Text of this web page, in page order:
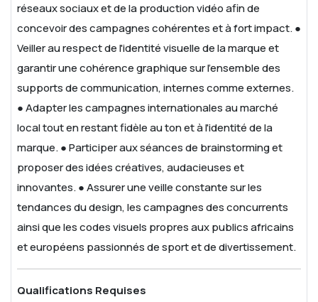
réseaux sociaux et de la production vidéo afin de
concevoir des campagnes cohérentes et à fort impact.●
Veiller au respect de l'identité visuelle de la marque et
garantir une cohérence graphique sur l'ensemble des
supports de communication, internes comme externes.
● Adapter les campagnes internationales au marché
local tout en restant fidèle au ton et à l'identité de la
marque.● Participer aux séances de brainstorming et
proposer des idées créatives, audacieuses et
innovantes.● Assurer une veille constante sur les
tendances du design, les campagnes des concurrents
ainsi que les codes visuels propres aux publics africains
et européens passionnés de sport et de divertissement.
Qualifications Requises